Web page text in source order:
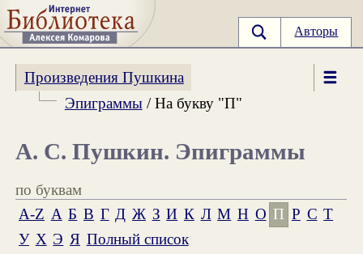
Авторы
Произведения Пушкина
Эпиграммы/ На букву "П"
А. С. Пушкин. Эпиграммы
по буквам
A-Z А Б В Г Д Ж З И К Л М Н О П Р С Т
У Х Э Я Полный список